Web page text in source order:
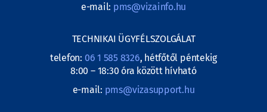
e-mail: pms@vizainfo.hu
TECHNIKAI ÜGYFÉLSZOLGÁLAT
telefon: 06 1 585 8326, hétfőtől péntekig
8:00 – 18:30 óra között hívható
e-mail: pms@vizasupport.hu